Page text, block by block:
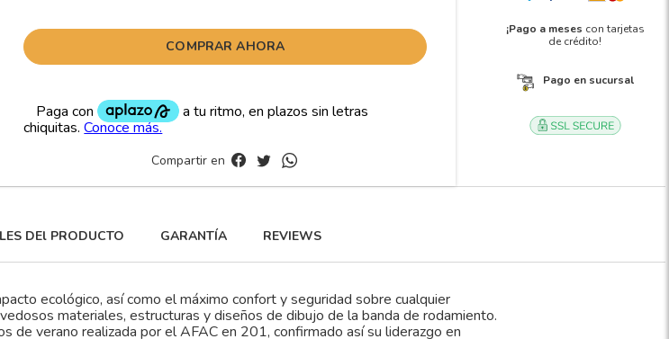
COMPRAR AHORA
Compartir en
¡Pago a meses con tarjetas
de crédito!
Pago en sucursal
DEl PRODUCTO GARANTÍA REVIEWS
ecológico, así como el máximo confort y seguridad sobre cualquier
materiales, estructuras y diseños de dibujo de la banda de rodamiento.
de verano realizada por el AFAC en 201, confirmado así su liderazgo en